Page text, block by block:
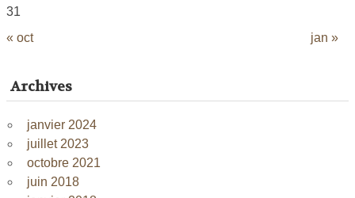
« oct jan »
31
Archives
janvier 2024
juillet 2023
octobre 2021
juin 2018